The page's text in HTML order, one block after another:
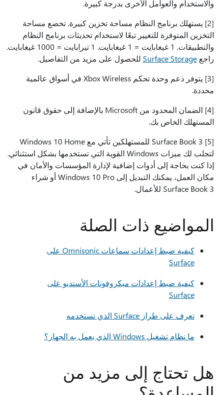
والاستخدام والعوامل الأخرى بدرجة كبيرة.
[2] يستهلك برنامج النظام مساحة تخزين كبيرة. تخضع مساحة
التخزين المتوفرة للتغيير تبعًا لاستخدام تحديثات برنامج النظام
والتطبيقات. 1 غيغابايت = 1 غيغابايت. 1 تيرابايت = 1000 غيغابايت.
راجع Surface Storage للحصول على مزيد من التفاصيل.
[3] يتوفر دعم وحدة تحكم Xbox Wireless في أسواق عالمية
محددة.
[4] الضمان المحدود من Microsoft بالإضافة إلى حقوق قانون
المستهلك الخاص بك.
[5] Surface Book 3 للمستهلكين تأتي مع Windows 10 Home
لتجلب لك ميزات Windows القوية التي تستخدمها بشكل استثنائي.
إذا كنت بحاجة إلى أدوات إضافية لإدارة المؤسسات والأمان في
مكان العمل، يمكنك التبديل إلى Windows 10 Pro أو شراء
Surface Book 3 للأعمال.
المواضيع ذات الصلة
كيفية ضبط إعدادات سماعات Omnisonic على
Surface
كيفية ضبط إعدادات ميكروفونات الأستديو على
Surface
تعرف على طراز Surface الذي تستخدمه
ما نظام تشغيل Windows الذي يعمل به الجهاز؟
هل تحتاج إلى مزيد من